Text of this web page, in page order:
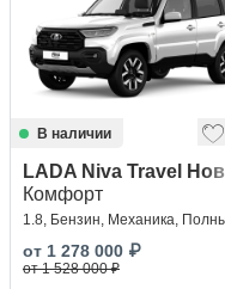
В наличии
LADA Niva Travel
Комфорт
1.8, Бензин, Механика,
от 1 278 000 ₽
от 1 528 000 ₽